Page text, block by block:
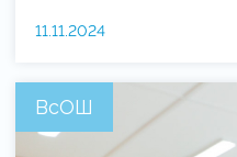
11.11.2024
ВсОШ